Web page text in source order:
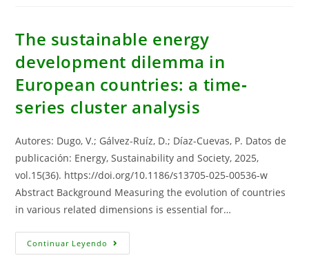
The sustainable energy
development dilemma in
European countries: a time‐
series cluster analysis
Autores: Dugo, V.; Gálvez-Ruíz, D.; Díaz-Cuevas, P. Datos de
publicación: Energy, Sustainability and Society, 2025,
vol.15(36). https://doi.org/10.1186/s13705-025-00536-w
Abstract Background Measuring the evolution of countries
in various related dimensions is essential for…
Continuar Leyendo The
Sustainable